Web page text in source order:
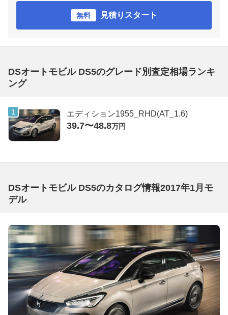
無料 見積りスタート
DSオートモビル DS5のグレード別査定相場ランキ
ング
エディション1955_RHD(AT_1.6)
39.7〜48.8万円
DSオートモビル DS5のカタログ情報2017年1月モ
デル